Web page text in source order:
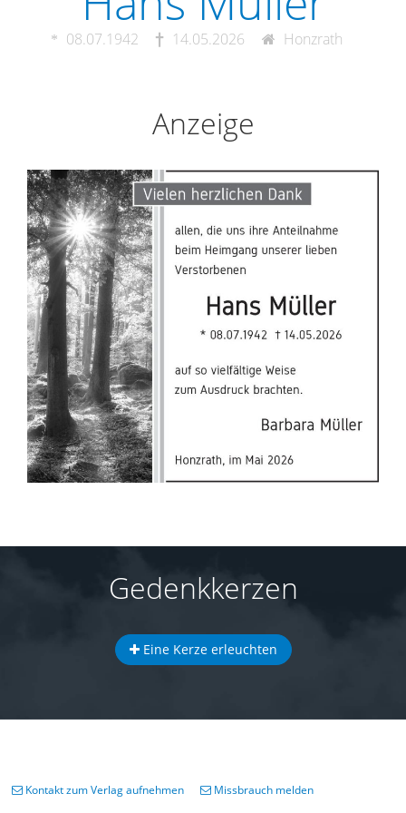
08.07.1942 14.05.2026 Honzrath
Anzeige
Gedenkkerzen
Eine Kerze erleuchten
Kontakt zum Verlag aufnehmen Missbrauch melden